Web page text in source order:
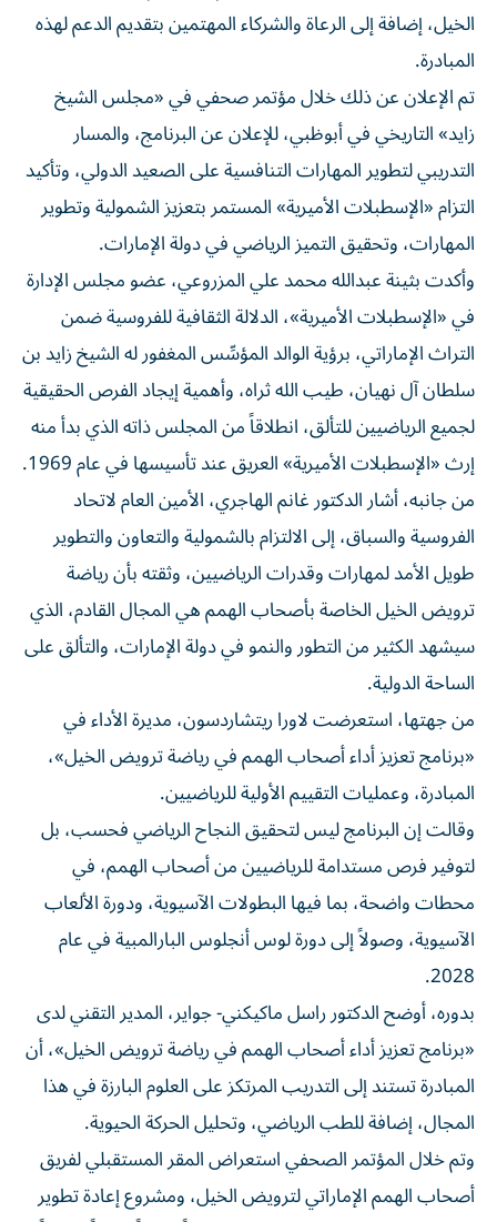
الخيل، إضافة إلى الرعاة والشركاء المهتمين بتقديم الدعم لهذه
المبادرة.
تم الإعلان عن ذلك خلال مؤتمر صحفي في «مجلس الشيخ
زايد» التاريخي في أبوظبي، للإعلان عن البرنامج، والمسار
التدريبي لتطوير المهارات التنافسية على الصعيد الدولي، وتأكيد
التزام «الإسطبلات الأميرية» المستمر بتعزيز الشمولية وتطوير
المهارات، وتحقيق التميز الرياضي في دولة الإمارات.
وأكدت بثينة عبدالله محمد علي المزروعي، عضو مجلس الإدارة
في «الإسطبلات الأميرية»، الدلالة الثقافية للفروسية ضمن
التراث الإماراتي، برؤية الوالد المؤسِّس المغفور له الشيخ زايد بن
سلطان آل نهيان، طيب الله ثراه، وأهمية إيجاد الفرص الحقيقية
لجميع الرياضيين للتألق، انطلاقاً من المجلس ذاته الذي بدأ منه
إرث «الإسطبلات الأميرية» العريق عند تأسيسها في عام 1969.
من جانبه، أشار الدكتور غانم الهاجري، الأمين العام لاتحاد
الفروسية والسباق، إلى الالتزام بالشمولية والتعاون والتطوير
طويل الأمد لمهارات وقدرات الرياضيين، وثقته بأن رياضة
ترويض الخيل الخاصة بأصحاب الهمم هي المجال القادم، الذي
سيشهد الكثير من التطور والنمو في دولة الإمارات، والتألق على
الساحة الدولية.
من جهتها، استعرضت لاورا ريتشاردسون، مديرة الأداء في
«برنامج تعزيز أداء أصحاب الهمم في رياضة ترويض الخيل»،
المبادرة، وعمليات التقييم الأولية للرياضيين.
وقالت إن البرنامج ليس لتحقيق النجاح الرياضي فحسب، بل
لتوفير فرص مستدامة للرياضيين من أصحاب الهمم، في
محطات واضحة، بما فيها البطولات الآسيوية، ودورة الألعاب
الآسيوية، وصولاً إلى دورة لوس أنجلوس البارالمبية في عام
2028.
بدوره، أوضح الدكتور راسل ماكيكني- جواير، المدير التقني لدى
«برنامج تعزيز أداء أصحاب الهمم في رياضة ترويض الخيل»، أن
المبادرة تستند إلى التدريب المرتكز على العلوم البارزة في هذا
المجال، إضافة للطب الرياضي، وتحليل الحركة الحيوية.
وتم خلال المؤتمر الصحفي استعراض المقر المستقبلي لفريق
أصحاب الهمم الإماراتي لترويض الخيل، ومشروع إعادة تطوير